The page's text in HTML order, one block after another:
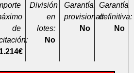
de
División
en
lotes:
No
Garantía
provisional:
No
Garantía
definitiva:
No